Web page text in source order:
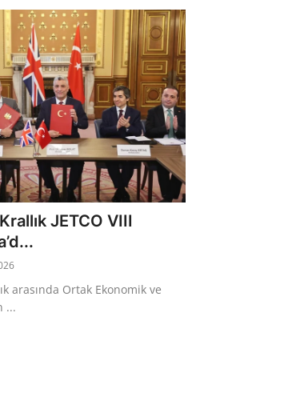
JETCO VIII
arasında Ortak Ekonomik ve
...